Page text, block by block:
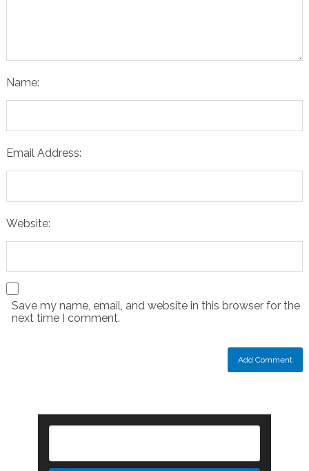
Name:
Email Address:
Website:
Save my name, email, and website in this browser for the
next time I comment.